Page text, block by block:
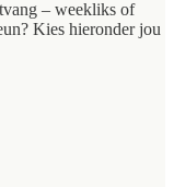
– weekliks of
Kies hieronder jou